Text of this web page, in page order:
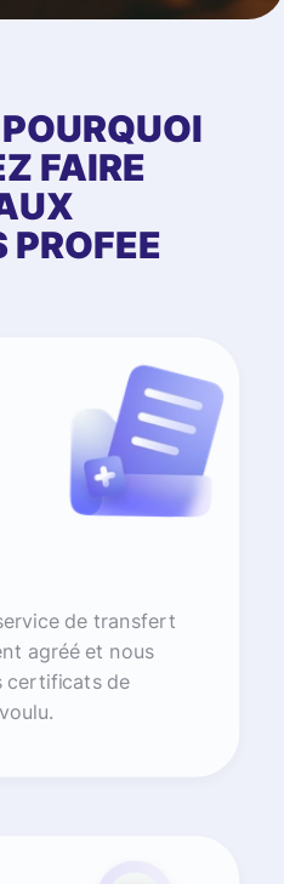
FAIRE
PROFEE
de transfert
agréé et nous
certificats de